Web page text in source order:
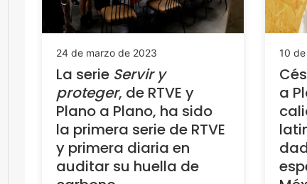
24 de marzo de 2023
La serie Servir y
proteger, de RTVE y
Plano a Plano, ha sido
la primera serie de RTVE
y primera diaria en
auditar su huella de
10
a